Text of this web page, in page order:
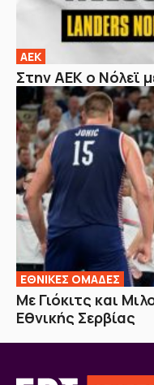
ΑΕΚ
Στην ΑΕΚ ο Νόλεϊ
EΘΝΙΚΕΣ OΜΑΔΕΣ
Με Γιόκιτς και
Εθνικής Σερβίας